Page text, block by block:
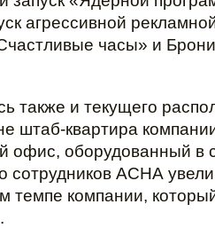
агрессивной
часы» и
также и текущего
квартира
офис, оборудованный в
сотрудников АСНА
темпе компании,